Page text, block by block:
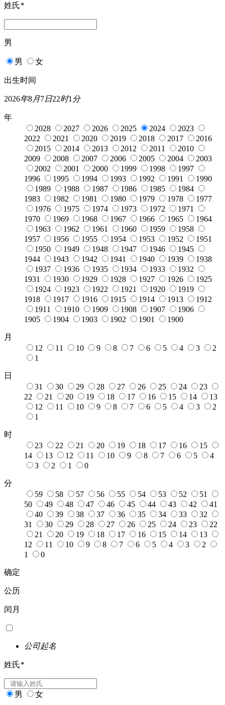
姓氏*
男
男 女
出生时间
2026年8月7日22时1 分
年
2028
2027 2026 2025 2024
2023
2022
2021 2020 2019 2018 2017
2016
2015
2014 2013 2012 2011
2010
2009
2008 2007 2006 2005 2004
2003
2002
2001 2000 1999 1998
1997
1996
1995 1994 1993 1992 1991
1990
1989
1988 1987 1986 1985
1984
1983
1982 1981 1980 1979 1978
1977
1976
1975 1974 1973 1972
1971
1970
1969 1968 1967 1966 1965
1964
1963
1962 1961 1960 1959
1958
1957
1956 1955 1954 1953 1952
1951
1950
1949 1948 1947 1946
1945
1944
1943 1942 1941 1940 1939
1938
1937
1936 1935 1934 1933
1932
1931
1930 1929 1928 1927 1926
1925
1924
1923 1922 1921 1920
1919
1918
1917 1916 1915 1914 1913
1912
1911
1910 1909 1908 1907
1906
1905
1904 1903 1902 1901 1900
月
12
11 10 9 8 7 6 5 4 3
2
1
日
31
30 29 28 27 26 25 24
23
22
21 20 19 18 17 16 15 14
13
12
11 10 9 8 7 6 5 4 3
2
1
时
23
22 21 20 19 18 17 16
15
14
13 12 11 10 9 8 7 6 5
4
3
2 1 0
分
59
58 57 56 55 54 53 52
51
50
49 48 47 46 45 44 43 42
41
40
39 38 37 36 35 34 33
32
31
30 29 28 27 26 25 24 23
22
21
20 19 18 17 16 15 14
13
12
11 10 9 8 7 6 5 4 3
2
1
0
确定
公历
闰月
公司起名
姓氏*
男 女